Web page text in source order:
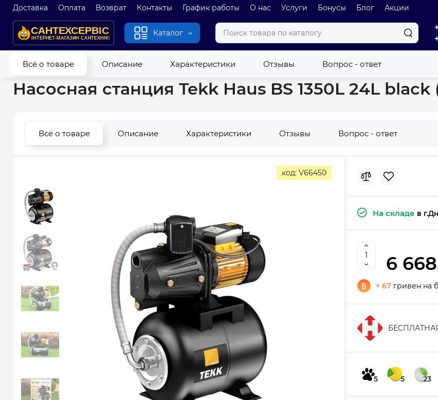
Доставка Оплата Возврат Контакты График работы О нас Услуги Бонусы Блог Акции
Каталог
Всё о товаре Описание Характеристики Отзывы Вопрос - ответ
Главная Насосы Насосные станции Насосная станция Tekk Haus BS 1350L 24L black (1350Вт)
Насосная станция Tekk Haus BS 1350L 24L black
Всё о товаре Описание Характеристики Отзывы Вопрос - ответ
код: V66450
На складе в
6
+ 67 гривен на
5 5 23